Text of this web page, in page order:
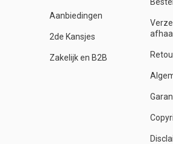
Aanbiedingen
2de Kansjes
Zakelijk en B2B